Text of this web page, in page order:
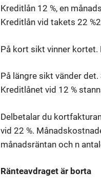
Kreditlån 12 %, en
Kreditlån vid takets 22 %
På kort sikt vinner kortet.
På längre sikt vänder
Kreditlånet vid 12 %
Delbetalar du
vid 22 %.
månadsräntan och n
Ränteavdraget är borta